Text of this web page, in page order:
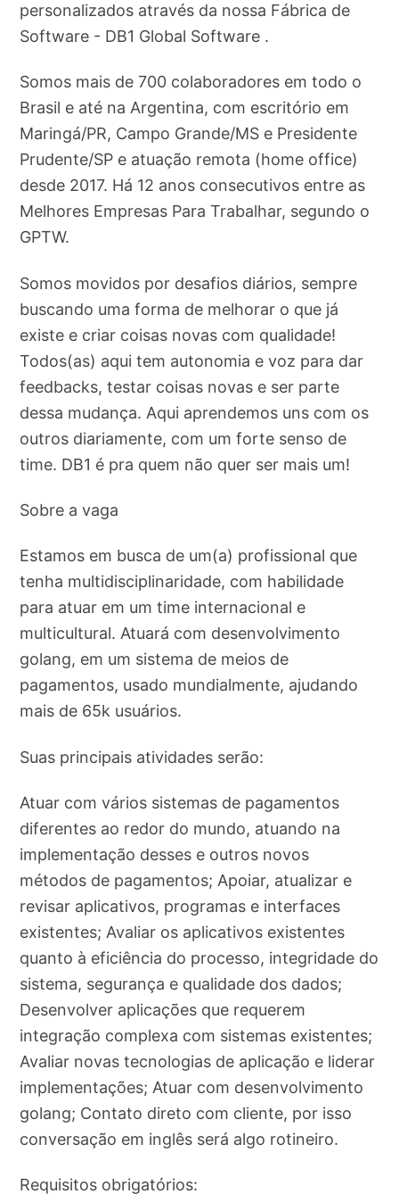
personalizados através da nossa Fábrica de
Software - DB1 Global Software .
Somos mais de 700 colaboradores em todo o
Brasil e até na Argentina, com escritório em
Maringá/PR, Campo Grande/MS e Presidente
Prudente/SP e atuação remota (home office)
desde 2017. Há 12 anos consecutivos entre as
Melhores Empresas Para Trabalhar, segundo o
GPTW.
Somos movidos por desafios diários, sempre
buscando uma forma de melhorar o que já
existe e criar coisas novas com qualidade!
Todos(as) aqui tem autonomia e voz para dar
feedbacks, testar coisas novas e ser parte
dessa mudança. Aqui aprendemos uns com os
outros diariamente, com um forte senso de
time. DB1 é pra quem não quer ser mais um!
Sobre a vaga
Estamos em busca de um(a) profissional que
tenha multidisciplinaridade, com habilidade
para atuar em um time internacional e
multicultural. Atuará com desenvolvimento
golang, em um sistema de meios de
pagamentos, usado mundialmente, ajudando
mais de 65k usuários.
Suas principais atividades serão:
Atuar com vários sistemas de pagamentos
diferentes ao redor do mundo, atuando na
implementação desses e outros novos
métodos de pagamentos; Apoiar, atualizar e
revisar aplicativos, programas e interfaces
existentes; Avaliar os aplicativos existentes
quanto à eficiência do processo, integridade do
sistema, segurança e qualidade dos dados;
Desenvolver aplicações que requerem
integração complexa com sistemas existentes;
Avaliar novas tecnologias de aplicação e liderar
implementações; Atuar com desenvolvimento
golang; Contato direto com cliente, por isso
conversação em inglês será algo rotineiro.
Requisitos obrigatórios: